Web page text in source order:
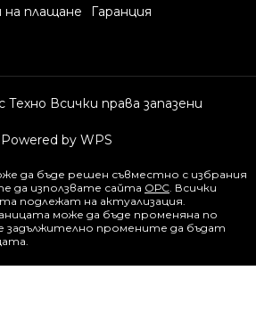
плащане
Гаранция
Техно Всички права запазени
Powered by WPS
да бъде решен съвместно с избрания
да използвате сайта ОРС. Всички
подлежат на актуализация.
може да бъде променяна по
задължително промените да бъдат